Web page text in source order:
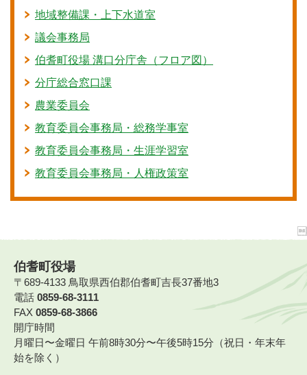
地域整備課・上下水道室
議会事務局
伯耆町役場 溝口分庁舎（フロア図）
分庁総合窓口課
農業委員会
教育委員会事務局・総務学事室
教育委員会事務局・生涯学習室
教育委員会事務局・人権政策室
伯耆町役場
〒689-4133 鳥取県西伯郡伯耆町吉長37番地3
電話 0859-68-3111
FAX 0859-68-3866
開庁時間
月曜日〜金曜日 午前8時30分〜午後5時15分（祝日・年末年
始を除く）